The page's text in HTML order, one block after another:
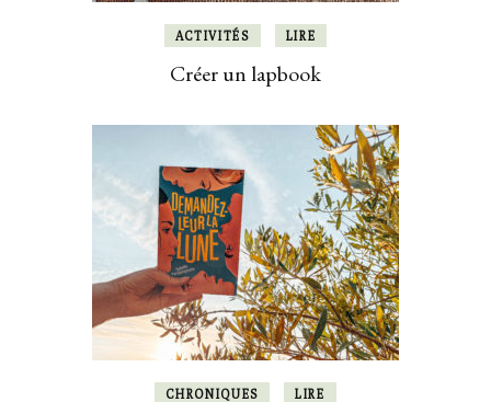
ACTIVITÉS LIRE
Créer un lapbook
CHRONIQUES LIRE